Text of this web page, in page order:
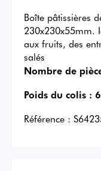
Boîte pâtissières
230x230x55mm.
aux fruits, des
salés
Nombre de
Poids du colis :
Référence :